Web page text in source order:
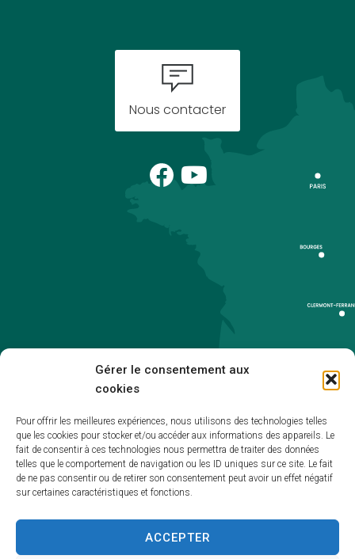
Gérer le consentement aux
cookies
Pour offrir les meilleures expériences, nous utilisons des technologies telles
que les cookies pour stocker et/ou accéder aux informations des appareils. Le
fait de consentir à ces technologies nous permettra de traiter des données
telles que le comportement de navigation ou les ID uniques sur ce site. Le fait
de ne pas consentir ou de retirer son consentement peut avoir un effet négatif
sur certaines caractéristiques et fonctions.
ACCEPTER
Nous contacter
Accessibilité